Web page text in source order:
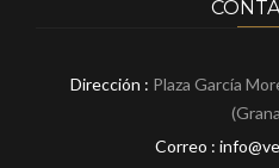
Dirección : Plaza García
Correo :